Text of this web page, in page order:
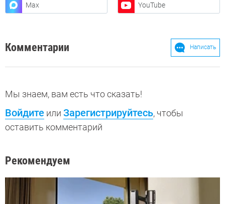
Max YouTube
Комментарии Написать
Мы знаем, вам есть что сказать!
Войдите или Зарегистрируйтесь, чтобы
оставить комментарий
Рекомендуем